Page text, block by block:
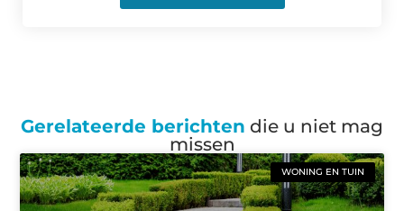
Gerelateerde berichten die u niet mag
missen
WONING EN TUIN